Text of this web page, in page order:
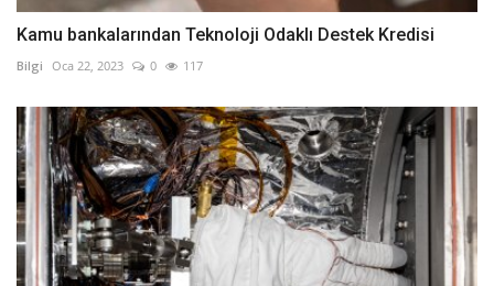
Kamu bankalarından Teknoloji Odaklı Destek Kredisi
Bilgi Oca 22, 2023 0 117